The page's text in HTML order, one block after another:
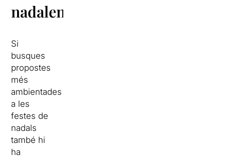
nadalencs
Si
busques
propostes
més
ambientades
a les
festes de
nadals
també hi
ha